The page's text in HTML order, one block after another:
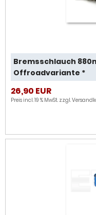
Bremsschlauch
Offroadvariante *
26,90 EUR
Preis incl. 19 % MwSt. zzgl.